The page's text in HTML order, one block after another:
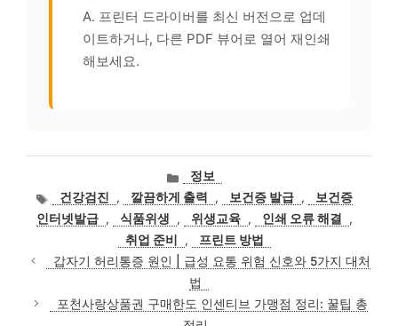
A. 프린터 드라이버를 최신 버전으로 업데
이트하거나, 다른 PDF 뷰어로 열어 재인쇄
해보세요.
카
테
고
리
정보
태
그
건강검진 , 깔끔하게 출력 , 보건증 발급 ,
보건증
인터넷발급 , 식품위생 , 위생교육 , 인쇄 오류 해결
,
취업 준비
,
프린트 방법
갑자기 허리통증 원인 | 급성 요통 위험 신호와 5가지 대처
법
포천사랑상품권 구매한도 인센티브 가맹점 정리: 꿀팁 총